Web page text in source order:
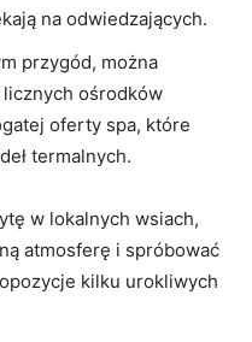
na odwiedzających.
‍przygód, można
ośrodków
oferty spa, które
⁢termalnych.
w lokalnych wsiach,
atmosferę i spróbować
kilku urokliwych